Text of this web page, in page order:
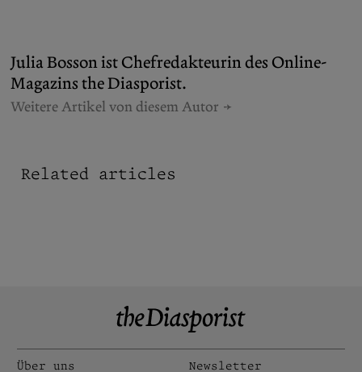
Julia Bosson ist Chefredakteurin des Online-
Magazins the Diasporist.
Weitere Artikel von diesem Autor
Related articles
Über uns Newsletter